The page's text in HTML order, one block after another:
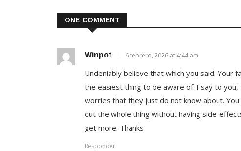
ONE COMMENT
Winpot 6 febrero, 2026 at 4:44 am
Undeniably believe that which you said.
the easiest thing to be aware of. I say to
worries that they just do not know about.
out the whole thing without having side-
get more. Thanks
Responder